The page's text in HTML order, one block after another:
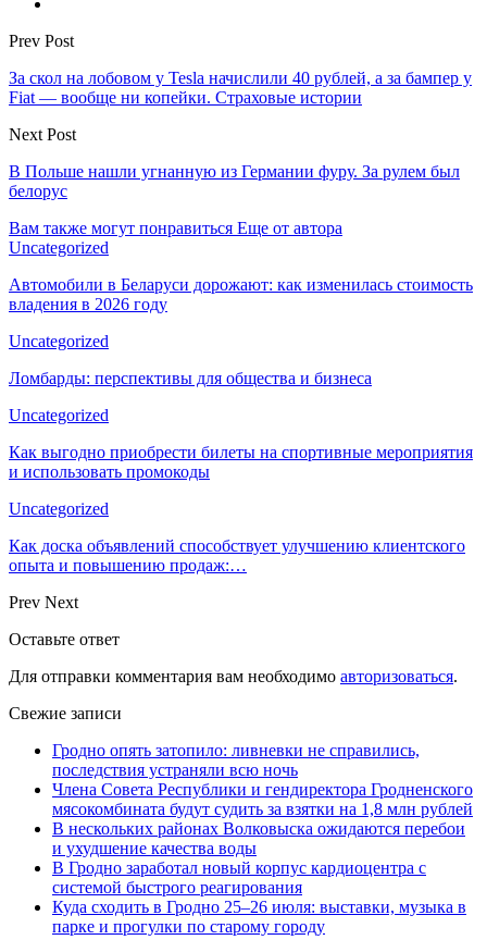
Prev Post
За скол на лобовом у Tesla начислили 40 рублей, а за бампер у
Fiat — вообще ни копейки. Страховые истории
Next Post
В Польше нашли угнанную из Германии фуру. За рулем был
белорус
Вам также могут понравиться Еще от автора
Uncategorized
Автомобили в Беларуси дорожают: как изменилась стоимость
владения в 2026 году
Uncategorized
Ломбарды: перспективы для общества и бизнеса
Uncategorized
Как выгодно приобрести билеты на спортивные мероприятия
и использовать промокоды
Uncategorized
Как доска объявлений способствует улучшению клиентского
опыта и повышению продаж:…
Prev Next
Оставьте ответ
Для отправки комментария вам необходимо авторизоваться.
Свежие записи
Гродно опять затопило: ливневки не справились,
последствия устраняли всю ночь
Члена Совета Республики и гендиректора Гродненского
мясокомбината будут судить за взятки на 1,8 млн рублей
В нескольких районах Волковыска ожидаются перебои
и ухудшение качества воды
В Гродно заработал новый корпус кардиоцентра с
системой быстрого реагирования
Куда сходить в Гродно 25–26 июля: выставки, музыка в
парке и прогулки по старому городу